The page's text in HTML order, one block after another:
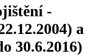
-
a
30.6.2016)